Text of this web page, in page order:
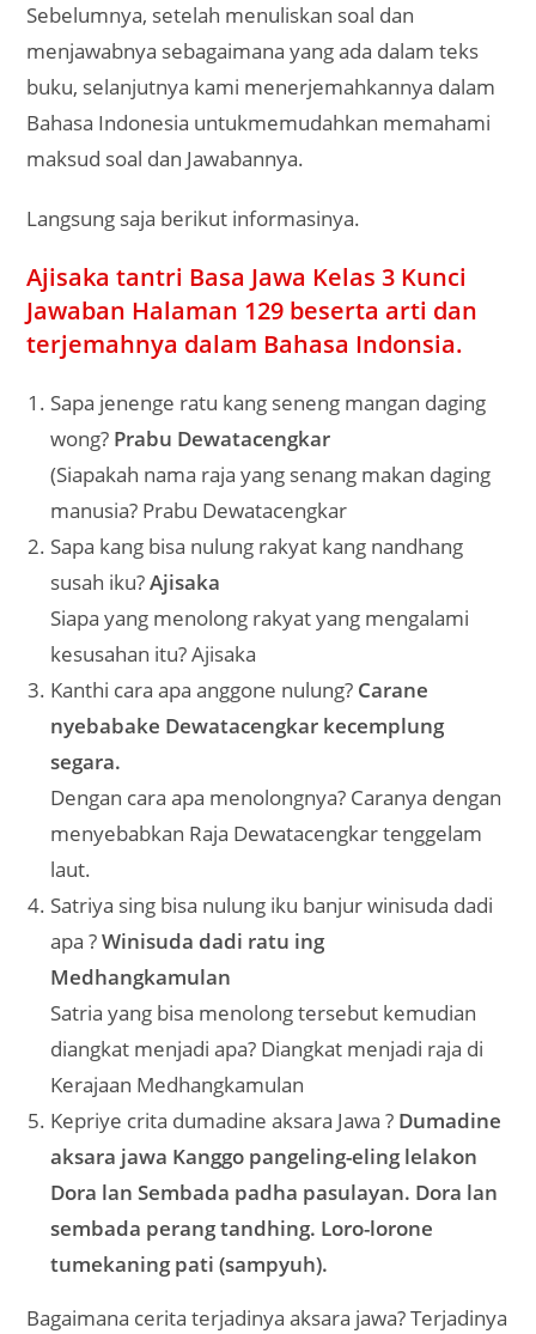
Sebelumnya, setelah menuliskan soal dan
menjawabnya sebagaimana yang ada dalam teks
buku, selanjutnya kami menerjemahkannya dalam
Bahasa Indonesia untukmemudahkan memahami
maksud soal dan Jawabannya.
Langsung saja berikut informasinya.
Ajisaka tantri Basa Jawa Kelas 3 Kunci
Jawaban Halaman 129 beserta arti dan
terjemahnya dalam Bahasa Indonsia.
Sapa jenenge ratu kang seneng mangan daging
wong? Prabu Dewatacengkar
(Siapakah nama raja yang senang makan daging
manusia? Prabu Dewatacengkar
Sapa kang bisa nulung rakyat kang nandhang
susah iku?Ajisaka
Siapa yang menolong rakyat yang mengalami
kesusahan itu? Ajisaka
Kanthi cara apa anggone nulung? Carane
nyebabake Dewatacengkar kecemplung
segara.
Dengan cara apa menolongnya? Caranya dengan
menyebabkan Raja Dewatacengkar tenggelam
laut.
Satriya sing bisa nulung iku banjur winisuda dadi
apa ?Winisuda dadi ratu ing
Medhangkamulan
Satria yang bisa menolong tersebut kemudian
diangkat menjadi apa? Diangkat menjadi raja di
Kerajaan Medhangkamulan
Kepriye crita dumadine aksara Jawa ? Dumadine
aksara jawa Kanggo pangeling-eling lelakon
Dora lan Sembada padha pasulayan. Dora lan
sembada perang tandhing. Loro-lorone
tumekaning pati (sampyuh).
Bagaimana cerita terjadinya aksara jawa? Terjadinya